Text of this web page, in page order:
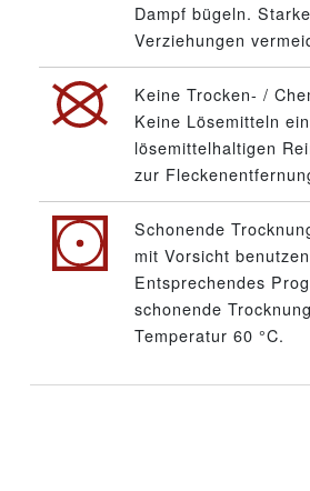
Dampf bügeln.
Verziehungen
Keine Trocken- /
Keine Lösemitteln
lösemittelhaltigen
zur
Schonende
mit Vorsicht
Entsprechendes
schonende
Temperatur 60 °C.